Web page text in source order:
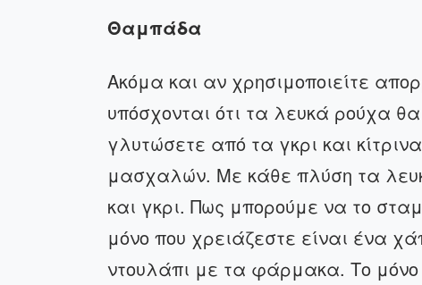
Θαμπάδα
Ακόμα και αν χρησιμοποιείτε
υπόσχονται ότι τα λευκά ρούχα
γλυτώσετε από τα γκρι και
μασχαλών. Με κάθε πλύση τα
και γκρι. Πως μπορούμε να το
μόνο που χρειάζεστε είναι ένα
ντουλάπι με τα φάρμακα. Το